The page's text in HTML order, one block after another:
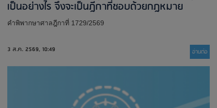
เป็นอย่างไร จึงจะเป็นฎีกาที่ชอบด้วยกฎหมาย
คำพิพากษาศาลฎีกาที่ 1729/2569
3 ส.ค. 2569, 10:49 อ่านต่่อ